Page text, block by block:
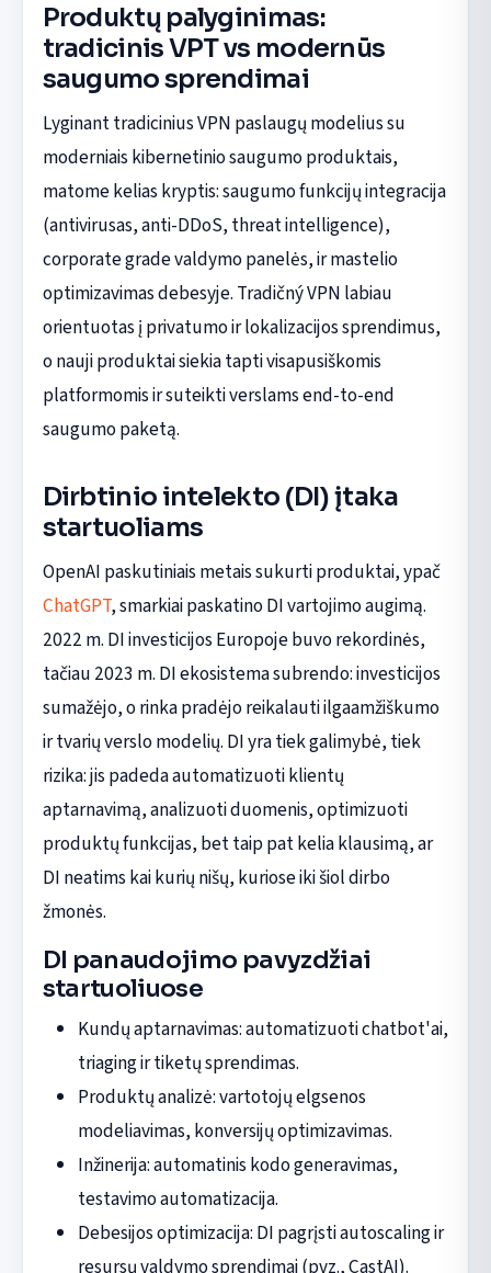
Produktų palyginimas:
tradicinis VPT vs modernūs
saugumo sprendimai
Lyginant tradicinius VPN paslaugų modelius su
moderniais kibernetinio saugumo produktais,
matome kelias kryptis: saugumo funkcijų integracija
(antivirusas, anti-DDoS, threat intelligence),
corporate grade valdymo panelės, ir mastelio
optimizavimas debesyje. Tradičný VPN labiau
orientuotas į privatumo ir lokalizacijos sprendimus,
o nauji produktai siekia tapti visapusiškomis
platformomis ir suteikti verslams end-to-end
saugumo paketą.
Dirbtinio intelekto (DI) įtaka
startuoliams
OpenAI paskutiniais metais sukurti produktai, ypač
ChatGPT, smarkiai paskatino DI vartojimo augimą.
2022 m. DI investicijos Europoje buvo rekordinės,
tačiau 2023 m. DI ekosistema subrendo: investicijos
sumažėjo, o rinka pradėjo reikalauti ilgaamžiškumo
ir tvarių verslo modelių. DI yra tiek galimybė, tiek
rizika: jis padeda automatizuoti klientų
aptarnavimą, analizuoti duomenis, optimizuoti
produktų funkcijas, bet taip pat kelia klausimą, ar
DI neatims kai kurių nišų, kuriose iki šiol dirbo
žmonės.
DI panaudojimo pavyzdžiai
startuoliuose
Kundų aptarnavimas: automatizuoti chatbot'ai,
triaging ir tiketų sprendimas.
Produktų analizė: vartotojų elgsenos
modeliavimas, konversijų optimizavimas.
Inžinerija: automatinis kodo generavimas,
testavimo automatizacija.
Debesijos optimizacija: DI pagrįsti autoscaling ir
resursų valdymo sprendimai (pvz., CastAI).